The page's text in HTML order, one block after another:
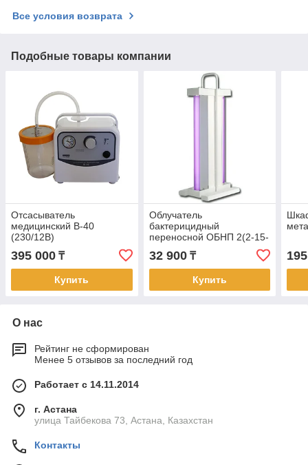
Все условия возврата
Подобные товары компании
Отсасыватель
медицинский В-40
(230/12В)
395 000 ₸
Купить
Облучатель
бактерицидный
переносной ОБНП 2(2-15-
01) Генерис
32 900₸
Купить
О нас
Рейтинг не сформирован
Менее 5 отзывов за последний год
Работает с 14.11.2014
г. Астана
улица Тайбекова 73, Астана, Казахстан
Контакты